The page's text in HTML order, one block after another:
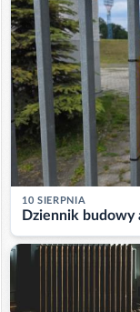
10 SIERPNIA
Dziennik budowy